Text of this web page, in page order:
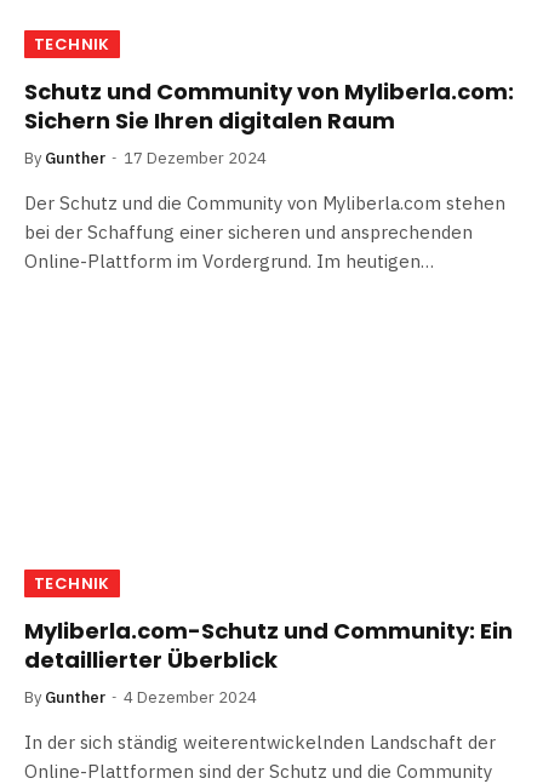
TECHNIK
Schutz und Community von Myliberla.com:
Sichern Sie Ihren digitalen Raum
By Gunther 17 Dezember 2024
Der Schutz und die Community von Myliberla.com stehen
bei der Schaffung einer sicheren und ansprechenden
Online-Plattform im Vordergrund. Im heutigen…
TECHNIK
Myliberla.com-Schutz und Community: Ein
detaillierter Überblick
By Gunther 4 Dezember 2024
In der sich ständig weiterentwickelnden Landschaft der
Online-Plattformen sind der Schutz und die Community